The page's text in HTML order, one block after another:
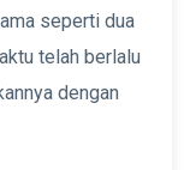
seperti dua
telah berlalu
dengan